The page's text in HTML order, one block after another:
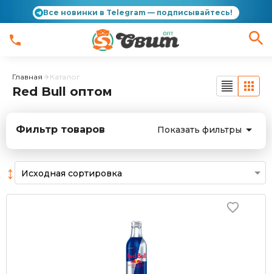
Все новинки в Telegram — подписывайтесь!
Главная Каталог
Red Bull оптом
Фильтр товаров Показать фильтры
↕